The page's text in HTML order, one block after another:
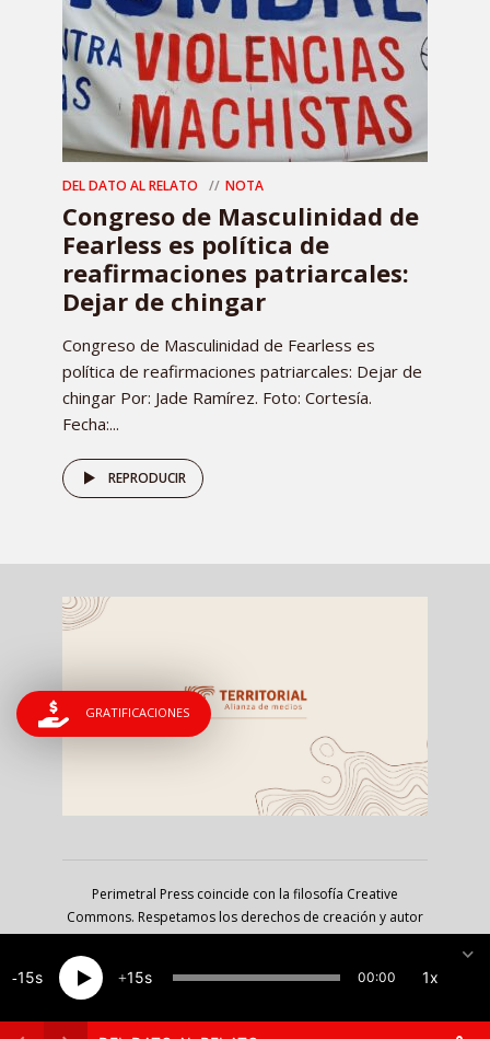
DEL DATO AL RELATO NOTA
Congreso de Masculinidad de
Fearless es política de
reafirmaciones patriarcales:
Dejar de chingar
Congreso de Masculinidad de Fearless es
política de reafirmaciones patriarcales: Dejar de
chingar Por: Jade Ramírez. Foto: Cortesía.
Fecha:...
REPRODUCIR
Perimetral Press coincide con la filosofía Creative
Commons. Respetamos los derechos de creación y autor
pero nos inclinamos por las audiencias; estamos a favor
de liberar, copiar, reproducir y socializar los contenidos
del portal, siempre que se cite la fuente y bajo los
15 15 00:00 1x
GRATIFICACIONES